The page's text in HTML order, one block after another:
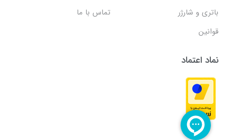
باتری و شارژر
تماس با ما
قوانین
نماد اعتماد